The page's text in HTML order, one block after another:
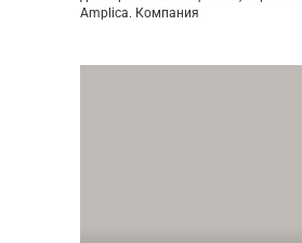
Amplica. Компания